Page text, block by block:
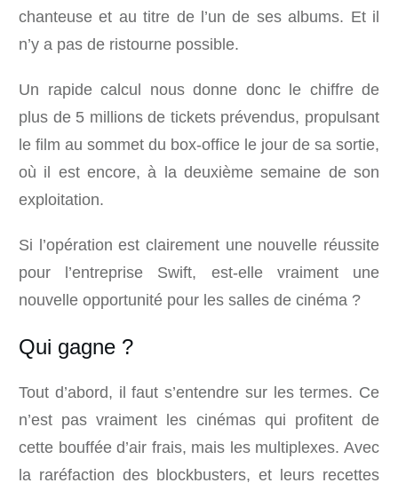
chanteuse et au titre de l’un de ses albums. Et il
n’y a pas de ristourne possible.
Un rapide calcul nous donne donc le chiffre de
plus de 5 millions de tickets prévendus, propulsant
le film au sommet du box-office le jour de sa sortie,
où il est encore, à la deuxième semaine de son
exploitation.
Si l’opération est clairement une nouvelle réussite
pour l’entreprise Swift, est-elle vraiment une
nouvelle opportunité pour les salles de cinéma ?
Qui gagne ?
Tout d’abord, il faut s’entendre sur les termes. Ce
n’est pas vraiment les cinémas qui profitent de
cette bouffée d’air frais, mais les multiplexes. Avec
la raréfaction des blockbusters, et leurs recettes